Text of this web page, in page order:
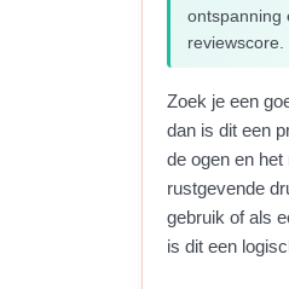
ontspanning
reviewscore.
Zoek je een
dan is dit een
de ogen en
rustgevende
gebruik of als
is dit een